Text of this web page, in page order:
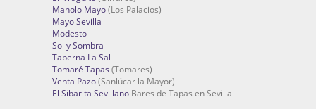
Manolo Mayo(Los Palacios)
Mayo Sevilla
Modesto
Sol y Sombra
Taberna La Sal
Tomaré Tapas (Tomares)
Venta Pazo(Sanlúcar la Mayor)
El Sibarita Sevillano Bares de Tapas en Sevilla